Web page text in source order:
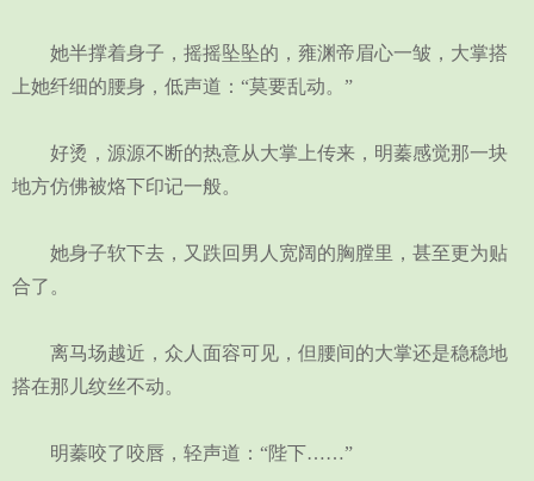
她半撑着身子，摇摇坠坠的，雍渊帝眉心一皱，大掌搭
上她纤细的腰身，低声道：“莫要乱动。”
好烫，源源不断的热意从大掌上传来，明蓁感觉那一块
地方仿佛被烙下印记一般。
她身子软下去，又跌回男人宽阔的胸膛里，甚至更为贴
合了。
离马场越近，众人面容可见，但腰间的大掌还是稳稳地
搭在那儿纹丝不动。
明蓁咬了咬唇，轻声道：“陛下……”